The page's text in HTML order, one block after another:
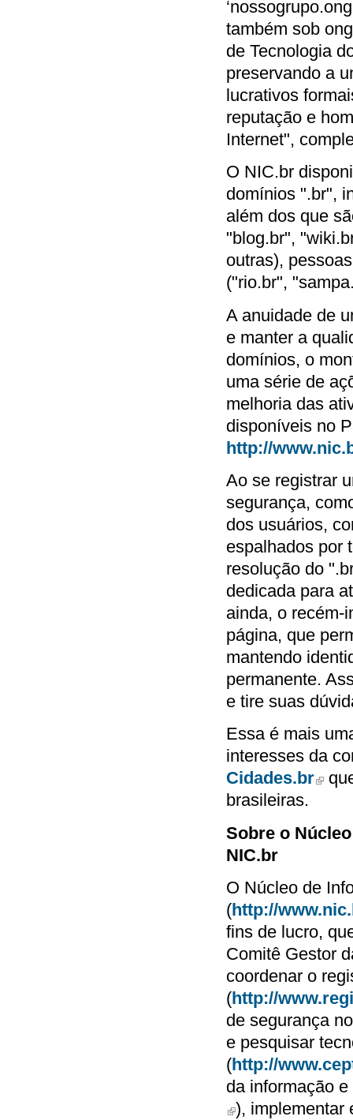
também sob
de Tecnologia
preservando a
lucrativos
reputação e
Internet",
O NIC.br
domínios ".br",
além dos que
"blog.br",
outras),
("rio.br",
A anuidade de
e manter a
domínios, o
uma série de
melhoria das
disponíveis no
http://
Ao se registrar
segurança,
dos usuários,
espalhados por
resolução do
dedicada para
ainda, o recém-
página, que
mantendo
permanente.
e tire suas
Essa é mais
interesses da
Cidades.br (link is
brasileiras.
Sobre o
NIC.br
O Núcleo de
(http://
fins de lucro,
Comitê Gestor
coordenar o
(http://
de segurança
e pesquisar
(http://
da informação
(link is external)
), implementar